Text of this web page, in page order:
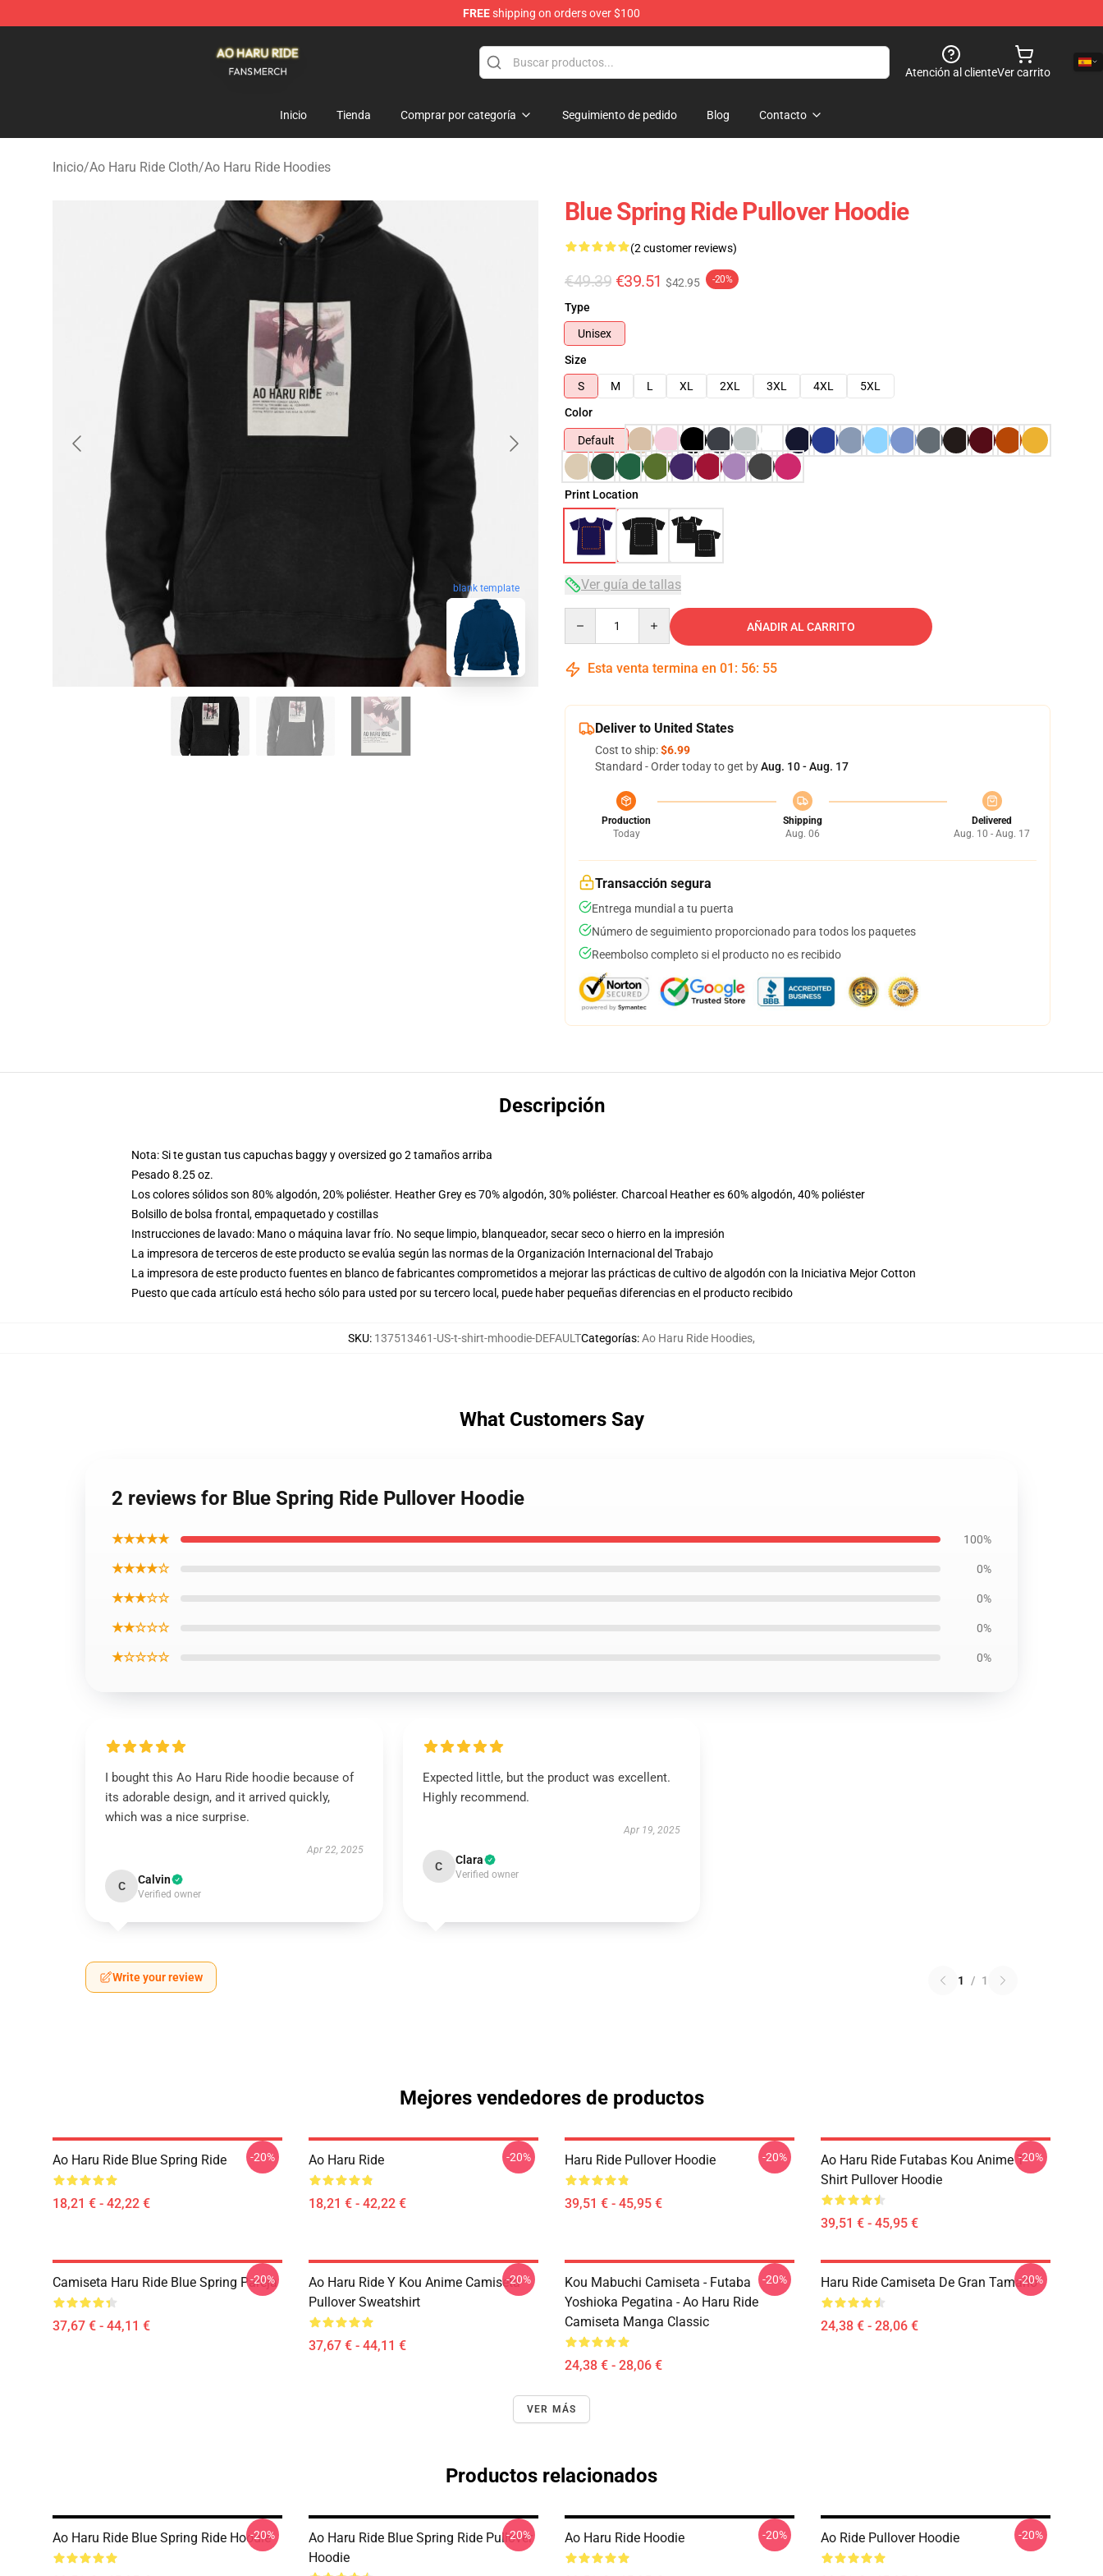
FREEshipping on orders over $100
Atención al clienteVer carrito
Inicio Tienda Comprar por categoría Seguimiento de pedido Blog Contacto
Inicio/Ao Haru Ride Cloth/Ao Haru Ride Hoodies
blank template
Blue Spring Ride Pullover Hoodie
(2 customer reviews)
€49.39 €39.51 $42.95 -20%
Type
Unisex
Size
S
M L XL 2XL 3XL 4XL
5XL
Color
Default
Print Location
Ver guía de tallas
AÑADIR AL CARRITO
Esta venta termina en 01 : 56: 54
Deliver to United States
Cost to ship:$6.99
Standard - Order today to get byAug. 10 - Aug. 17
Production
Today
Shipping
Aug. 06
Delivered
Aug. 10 - Aug. 17
Transacción segura
Entrega mundial a tu puerta
Número de seguimiento proporcionado para todos los paquetes
Reembolso completo si el producto no es recibido
Descripción
Nota: Si te gustan tus capuchas baggy y oversized go 2 tamaños arriba
Pesado 8.25 oz.
Los colores sólidos son 80% algodón, 20% poliéster. Heather Grey es 70% algodón, 30% poliéster. Charcoal Heather es 60% algodón, 40% poliéster
Bolsillo de bolsa frontal, empaquetado y costillas
Instrucciones de lavado: Mano o máquina lavar frío. No seque limpio, blanqueador, secar seco o hierro en la impresión
La impresora de terceros de este producto se evalúa según las normas de la Organización Internacional del Trabajo
La impresora de este producto fuentes en blanco de fabricantes comprometidos a mejorar las prácticas de cultivo de algodón con la Iniciativa Mejor Cotton
Puesto que cada artículo está hecho sólo para usted por su tercero local, puede haber pequeñas diferencias en el producto recibido
SKU: 137513461-US-t-shirt-mhoodie-DEFAULTCategorías:Ao Haru Ride Hoodies,
What Customers Say
2 reviews for Blue Spring Ride Pullover Hoodie
★★★★★ 100%
★★★★☆ 0%
★★★☆☆ 0%
★★☆☆☆ 0%
★☆☆☆☆ 0%
I bought this Ao Haru Ride hoodie because of
its adorable design, and it arrived quickly,
which was a nice surprise.
Apr 22, 2025
C Calvin
Verified owner
Expected little, but the product was excellent.
Highly recommend.
Apr 19, 2025
C Clara
Verified owner
Write your review 1 / 1
Mejores vendedores de productos
Ao Haru Ride Blue Spring Ride
18,21 € - 42,22 €
-20% Ao Haru Ride
18,21 € - 42,22 €
-20% Haru Ride Pullover Hoodie
39,51 € - 45,95 €
-20%
Ao Haru Ride Futabas Kou Anime T-
Shirt Pullover Hoodie
39,51 € - 45,95 €
-20%
Camiseta Haru Ride Blue Spring Pareja
37,67 € - 44,11 €
-20%
Ao Haru Ride Y Kou Anime Camiseta
Pullover Sweatshirt
37,67 € - 44,11 €
-20%
Kou Mabuchi Camiseta - Futaba
Yoshioka Pegatina - Ao Haru Ride
Camiseta Manga Classic
24,38 € - 28,06 €
-20% Haru Ride Camiseta De Gran Tamaño
24,38 € - 28,06 €
-20%
VER MÁS
Productos relacionados
Ao Haru Ride Blue Spring Ride Hoodie
-20%
Ao Haru Ride Blue Spring Ride Pullover
Hoodie
-20% Ao Haru Ride Hoodie -20% Ao Ride Pullover Hoodie -20%